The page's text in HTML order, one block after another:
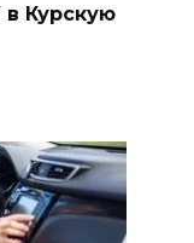
Курскую